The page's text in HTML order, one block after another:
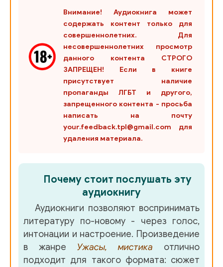
Внимание! Аудиокнига может
содержать контент только для
совершеннолетних. Для
несовершеннолетних просмотр
данного контента СТРОГО
ЗАПРЕЩЕН! Если в книге
присутствует наличие
пропаганды ЛГБТ и другого,
запрещенного контента - просьба
написать на почту
your.feedback.tpl@gmail.com для
удаления материала.
Почему стоит послушать эту
аудиокнигу
Аудиокниги позволяют воспринимать
литературу по-новому - через голос,
интонации и настроение. Произведение
в жанре Ужасы, мистика отлично
подходит для такого формата: сюжет